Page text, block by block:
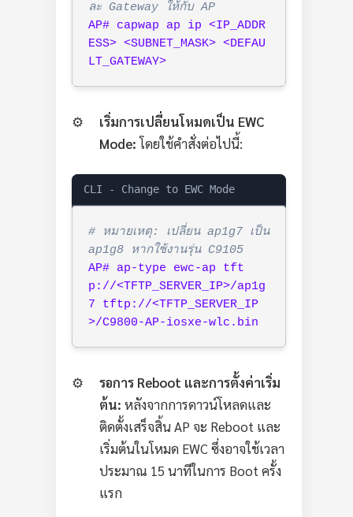
ละ Gateway ให้กับ AP
AP# capwap ap ip <IP_ADDR
ESS> <SUBNET_MASK> <DEFAU
LT_GATEWAY>
เริ่มการเปลี่ยนโหมดเป็น EWC
Mode:โดยใช้คำสั่งต่อไปนี้:
CLI - Change to EWC Mode
# หมายเหตุ: เปลี่ยน ap1g7 เป็น
ap1g8 หากใช้งานรุ่น C9105
AP# ap-type ewc-ap tft
p://<TFTP_SERVER_IP>/ap1g
7 tftp://<TFTP_SERVER_IP
>/C9800-AP-iosxe-wlc.bin
รอการ Reboot และการตั้งค่าเริ่ม
ต้น: หลังจากการดาวน์โหลดและ
ติดตั้งเสร็จสิ้น AP จะ Reboot และ
เริ่มต้นในโหมด EWC ซึ่งอาจใช้เวลา
ประมาณ 15 นาทีในการ Boot ครั้ง
แรก